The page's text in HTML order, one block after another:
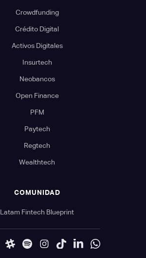
Crowdfunding
Crédito Digital
Activos Digitales
Insurtech
Neobancos
Open Finance
PFM
Paytech
Regtech
Wealthtech
COMUNIDAD
Latam Fintech Blueprint